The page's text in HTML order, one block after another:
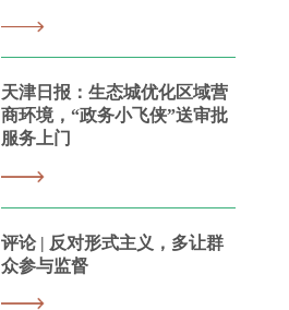
天津日报：生态城优化区域营
商环境，“政务小飞侠”送审批
服务上门
评论 | 反对形式主义，多让群
众参与监督